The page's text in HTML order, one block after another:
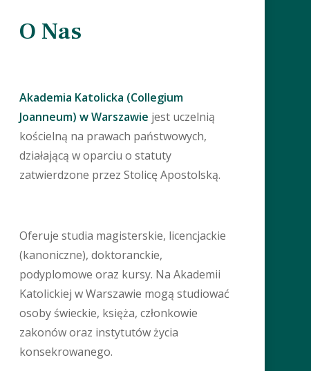
O Nas
Akademia Katolicka (Collegium
Joanneum) w Warszawie jest uczelnią
kościelną na prawach państwowych,
działającą w oparciu o statuty
zatwierdzone przez Stolicę Apostolską.
Oferuje studia magisterskie, licencjackie
(kanoniczne), doktoranckie,
podyplomowe oraz kursy. Na Akademii
Katolickiej w Warszawie mogą studiować
osoby świeckie, księża, członkowie
zakonów oraz instytutów życia
konsekrowanego.